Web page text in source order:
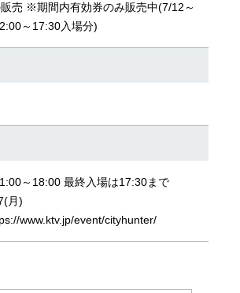
売 ※期間内有効券のみ販売中(7/12～
～17:30入場分)
～18:00 最終入場は17:30まで
月)
www.ktv.jp/event/cityhunter/